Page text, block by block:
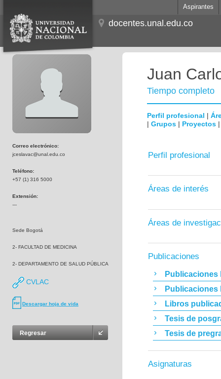
Aspirantes
docentes.unal.edu.co
Correo electrónico:
jceslavac@unal.edu.co
Teléfono:
+57 (1) 316 5000
Extensión:
---
Sede Bogotá
2- FACULTAD DE MEDICINA
2- DEPARTAMENTO DE SALUD PÚBLICA
CVLAC
Descargar hoja de vida
Regresar
Juan
Tiempo completo
Perfil profesional |
| Grupos | Proyectos
Perfil profesional
Áreas de interés
Áreas de
Publicaciones
Publicaciones
Publicaciones
Libros
Tesis de
Tesis de
Asignaturas